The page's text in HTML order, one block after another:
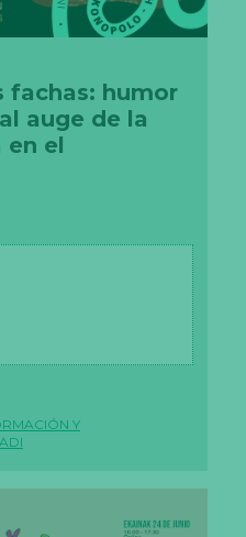
fachas: humor
auge de la
el
Y